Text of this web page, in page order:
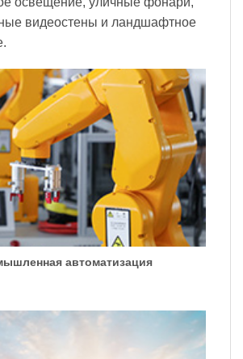
видеостены и ландшафтное
автоматизация